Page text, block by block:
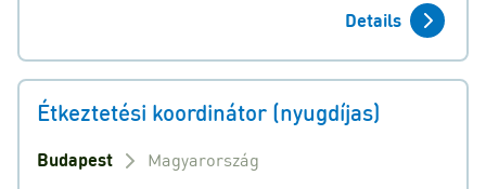
Details
Étkeztetési koordinátor (nyugdíjas)
Budapest Magyarország